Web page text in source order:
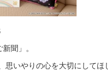
聞」。
思いやりの心を大切にしてほ